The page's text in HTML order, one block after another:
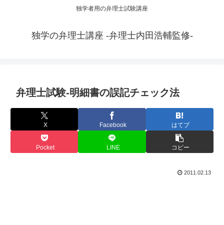
独学者用の弁理士試験講座
独学の弁理士講座 -弁理士内田浩輔監修-
弁理士試験-明細書の誤記チェック法
X Facebook はてブ
Pocket LINE コピー
2011.02.13